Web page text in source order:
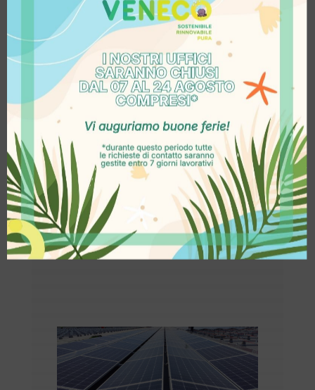
sia per quanto attiene l’IRES che
per quanto attiene l’IRAP, senza
alcun vincolo di tempo o di
durata.
Certezza del costo:i canoni
base fissa e sono pari o inferiori
al risparmio ottenuto.
Il bene noleggiato non viene
iscritto a bilancio e
non
costituisce un indebitamento
per l’azienda.